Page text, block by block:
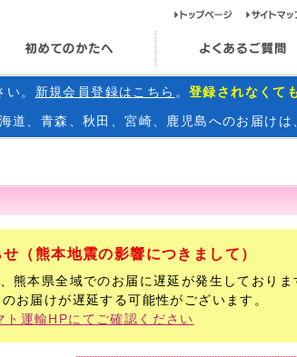
トップ
お問
からのお客様へ 初めてのかたへ
い。 新規会員登録はこちら 。登録されなくて
道、青森、秋田、宮崎、鹿児島へのお届けは
（熊本地震の影響につきまして）
熊本県全域でのお届に遅延が発生しておりま
お届けが遅延する可能性がございます。
ト運輸HPにてご確認ください